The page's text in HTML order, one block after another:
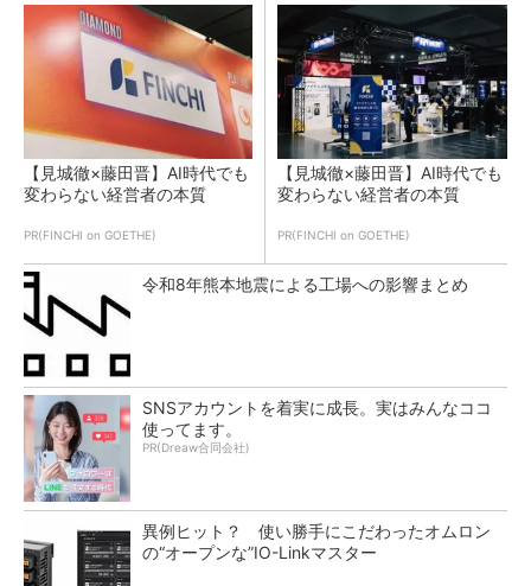
【見城徹×藤田晋】AI時代でも
変わらない経営者の本質
PR(FINCHI on GOETHE)
【見城徹×藤田晋】AI時代でも
変わらない経営者の本質
PR(FINCHI on GOETHE)
令和8年熊本地震による工場への影響まとめ
SNSアカウントを着実に成長。実はみんなココ
使ってます。
PR(Dreaw合同会社)
異例ヒット？ 使い勝手にこだわったオムロン
の“オープンな”IO-Linkマスター